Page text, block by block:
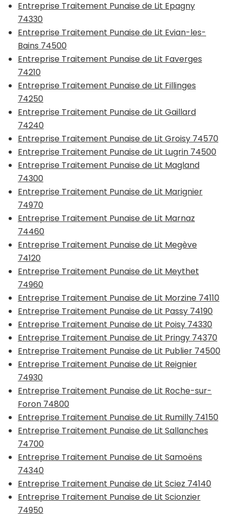
Entreprise Traitement Punaise de Lit Epagny
74330
Entreprise Traitement Punaise de Lit Evian-les-
Bains 74500
Entreprise Traitement Punaise de Lit Faverges
74210
Entreprise Traitement Punaise de Lit Fillinges
74250
Entreprise Traitement Punaise de Lit Gaillard
74240
Entreprise Traitement Punaise de Lit Groisy 74570
Entreprise Traitement Punaise de Lit Lugrin 74500
Entreprise Traitement Punaise de Lit Magland
74300
Entreprise Traitement Punaise de Lit Marignier
74970
Entreprise Traitement Punaise de Lit Marnaz
74460
Entreprise Traitement Punaise de Lit Megève
74120
Entreprise Traitement Punaise de Lit Meythet
74960
Entreprise Traitement Punaise de Lit Morzine 74110
Entreprise Traitement Punaise de Lit Passy 74190
Entreprise Traitement Punaise de Lit Poisy 74330
Entreprise Traitement Punaise de Lit Pringy 74370
Entreprise Traitement Punaise de Lit Publier 74500
Entreprise Traitement Punaise de Lit Reignier
74930
Entreprise Traitement Punaise de Lit Roche-sur-
Foron 74800
Entreprise Traitement Punaise de Lit Rumilly 74150
Entreprise Traitement Punaise de Lit Sallanches
74700
Entreprise Traitement Punaise de Lit Samoëns
74340
Entreprise Traitement Punaise de Lit Sciez 74140
Entreprise Traitement Punaise de Lit Scionzier
74950